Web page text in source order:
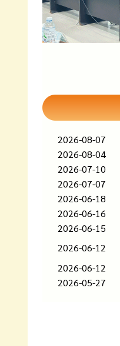
2026-08-07
2026-08-04
2026-07-10
2026-07-07
2026-06-18
2026-06-16
2026-06-15
2026-06-12
2026-06-12
2026-05-27